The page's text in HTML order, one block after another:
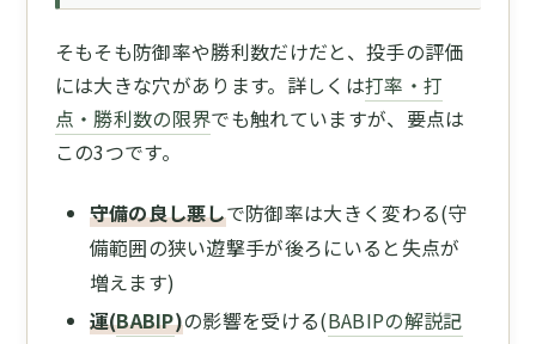
そもそも防御率や勝利数だけだと、投手の評価
には大きな穴があります。詳しくは打率・打
点・勝利数の限界でも触れていますが、要点は
この3つです。
守備の良し悪しで防御率は大きく変わる(守
備範囲の狭い遊撃手が後ろにいると失点が
増えます)
運(BABIP)の影響を受ける(BABIPの解説記